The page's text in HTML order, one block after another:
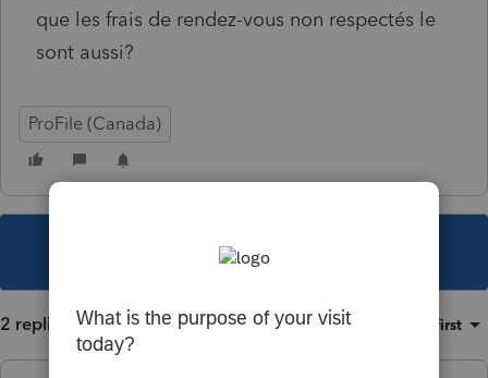
que les frais de rendez-vous non respectés le
sont aussi?
ProFile (Canada)
This topic has been closed for replies.
2 replies Sort by Oldest first